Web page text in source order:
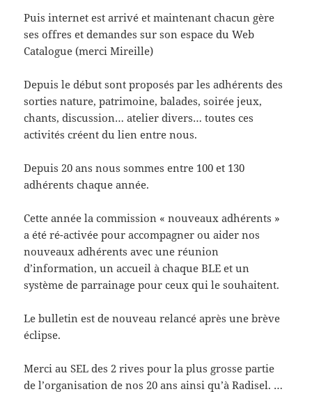
Puis internet est arrivé et maintenant chacun gère
ses offres et demandes sur son espace du Web
Catalogue (merci Mireille)
Depuis le début sont proposés par les adhérents des
sorties nature, patrimoine, balades, soirée jeux,
chants, discussion… atelier divers… toutes ces
activités créent du lien entre nous.
Depuis 20 ans nous sommes entre 100 et 130
adhérents chaque année.
Cette année la commission « nouveaux adhérents »
a été ré-activée pour accompagner ou aider nos
nouveaux adhérents avec une réunion
d’information, un accueil à chaque BLE et un
système de parrainage pour ceux qui le souhaitent.
Le bulletin est de nouveau relancé après une brève
éclipse.
Merci au SEL des 2 rives pour la plus grosse partie
de l’organisation de nos 20 ans ainsi qu’à Radisel. …